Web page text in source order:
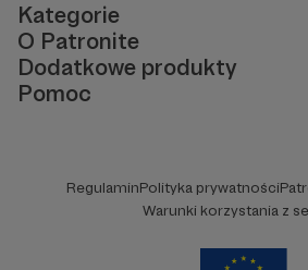
Kategorie
O Patronite
Dodatkowe produkty
Pomoc
RegulaminPolityka prywatności
Warunki korzystania z